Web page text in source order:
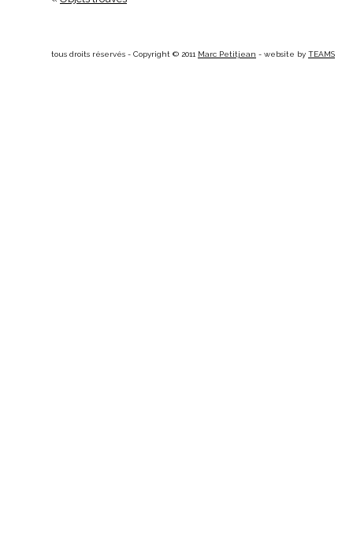
tous droits réservés - Copyright © 2011 Marc Petitjean - website by TEAMS